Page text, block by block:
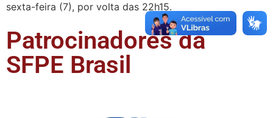
sexta-feira (7), por volta das 22h15.
Patrocinadores da
SFPE Brasil